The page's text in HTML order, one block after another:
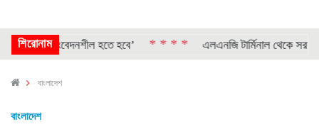
শিরোনাম
সংবেদনশীল হতে হবে’ * * * * এলএনজি টার্মিনাল থেকে সরবরাহ
বাংলাদেশ
বাংলাদেশ